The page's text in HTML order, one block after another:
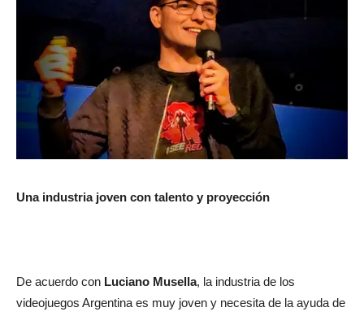
Una industria joven con talento y proyección
De acuerdo con Luciano Musella, la industria de los
videojuegos Argentina es muy joven y necesita de la ayuda de